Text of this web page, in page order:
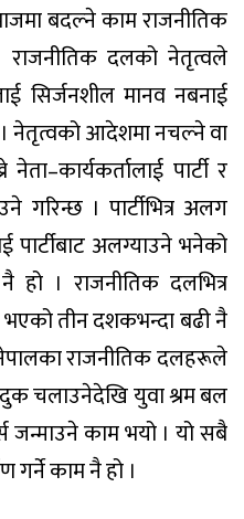
बदल्ने काम राजनीतिक
दलको नेतृत्वले
सिर्जनशील मानव नबनाई
। नेतृत्वको आदेशमा नचल्ने वा
पार्टी र
गरिन्छ । पार्टीभित्र अलग
अलग्याउने भनेको
हो । राजनीतिक दलभित्र
भएको तीन दशकभन्दा बढी नै
राजनीतिक दलहरूले
चलाउनेदेखि युवा श्रम बल
काम भयो । यो सबै
गर्ने काम नै हो ।